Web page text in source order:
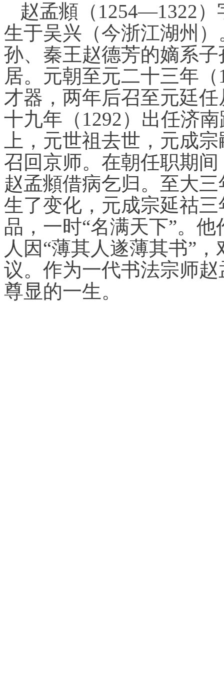
赵孟頫（1254—1322
生于吴兴（今浙江湖州
孙、秦王赵德芳的嫡系
居。元朝至元二十三年
才器，两年后召至元廷
十九年（1292）出任济
上，元世祖去世，元成
召回京师。在朝任职期
赵孟頫借病乞归。至大三
生了变化，元成宗延祜三
品，一时“名满天下”。
人因“薄其人遂薄其书”
议。作为一代书法宗师赵
尊显的一生。